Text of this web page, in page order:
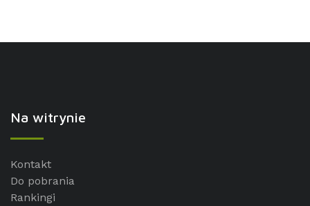
Na witrynie
Kontakt
Do pobrania
Rankingi